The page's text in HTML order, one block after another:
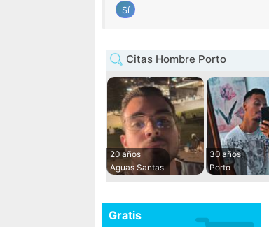
Sí
Citas Hombre Porto
20 años
Aguas Santas
30 años
Porto
Gratis